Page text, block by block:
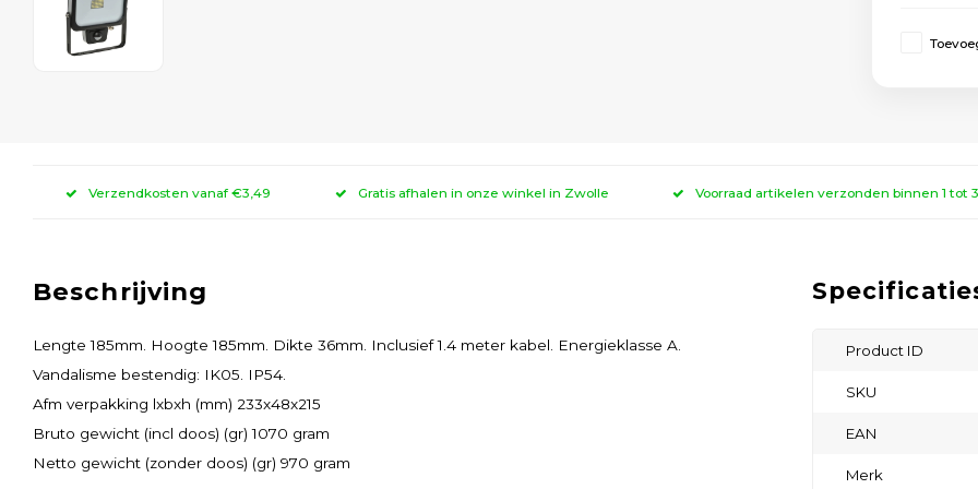
Verzendkosten vanaf €3,49 Gratis afhalen in onze winkel in Zwolle Voorraad artikelen verzonden binnen 1 tot
Beschrijving
Lengte 185mm. Hoogte 185mm. Dikte 36mm. Inclusief 1.4 meter kabel. Energieklasse A.
Vandalisme bestendig: IK05. IP54.
Afm verpakking lxbxh (mm) 233x48x215
Bruto gewicht (incl doos) (gr) 1070 gram
Netto gewicht (zonder doos) (gr) 970 gram
Product ID
SKU
EAN
Merk